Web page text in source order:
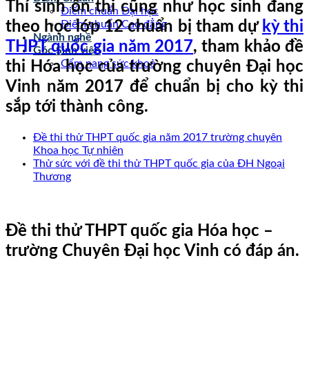
Điểm chuẩn Đại học
Điểm chuẩn Cao đẳng
Ngành nghề
Góc Sinh viên
Cẩm nang sức khoẻ
Thí sinh ôn thi cũng như học sinh đang
theo học lớp 12 chuẩn bị tham dự kỳ thi
THPT quốc gia năm 2017, tham khảo đề
thi Hóa học của trường chuyên Đại học
Vinh năm 2017 để chuẩn bị cho kỳ thi
sắp tới thành công.
Đề thi thử THPT quốc gia năm 2017 trường chuyên
Khoa học Tự nhiên
Thử sức với đề thi thử THPT quốc gia của ĐH Ngoại
Thương
Đề thi thử THPT quốc gia Hóa học –
trường Chuyên Đại học Vinh có đáp án.